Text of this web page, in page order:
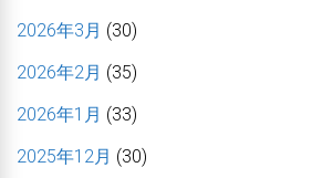
2026年3月 (30)
2026年2月 (35)
2026年1月 (33)
2025年12月 (30)